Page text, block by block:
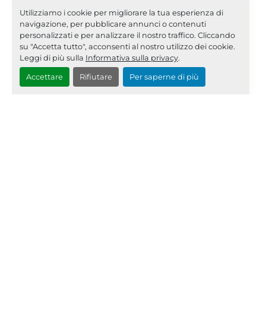
Utilizziamo i cookie per migliorare la tua esperienza di
navigazione, per pubblicare annunci o contenuti
personalizzati e per analizzare il nostro traffico. Cliccando
su "Accetta tutto", acconsenti al nostro utilizzo dei cookie.
Leggi di più sulla Informativa sulla privacy.
Accettare Rifiutare Per saperne di più
2001 KEBA TT 081 AI2079
Scheda controllo temperature Keba TT
081
dettagli